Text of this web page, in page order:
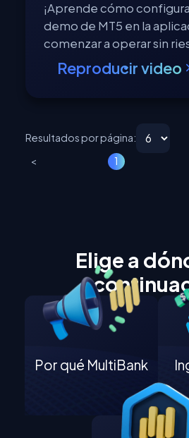
¡Aprende cómo
demo de MT5 en la
comenzar a operar sin
Reproducir video
Resultados por página:
<
1
Elige a
Por qué MultiBank